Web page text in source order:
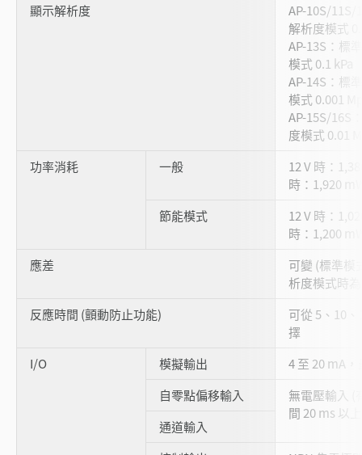
顯示解析度
AP-10S/11S/
解析度模式
AP-13S：標
模式 0.1 kPa
AP-14S：標
模式 0.001
AP-15S/16S
度模式 0.01
功率消耗
一般
12 V 時：
時：1,920
節能模式
12 V 時：
時：1,200
應差
可變 (標準模
析度模式時
反應時間 (顫動防止功能)
可從 5、10
擇
I/O
模擬輸出
4 至 20 mA
自零點偏移輸入
無電壓輸入 (
間 20 ms 以上
通道輸入